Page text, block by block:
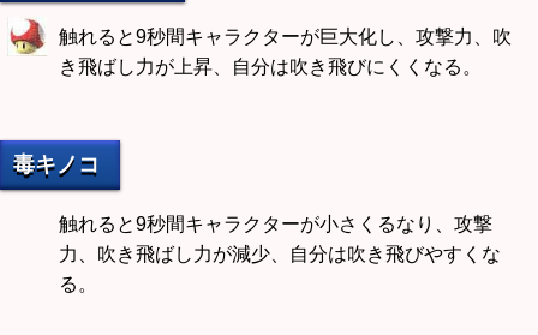
触れると9秒間キャラクターが巨大化し、攻撃力、吹
き飛ばし力が上昇、自分は吹き飛びにくくなる。
毒キノコ
触れると9秒間キャラクターが小さくるなり、攻撃
力、吹き飛ばし力が減少、自分は吹き飛びやすくな
る。